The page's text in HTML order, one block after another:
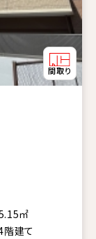
㎡
建て